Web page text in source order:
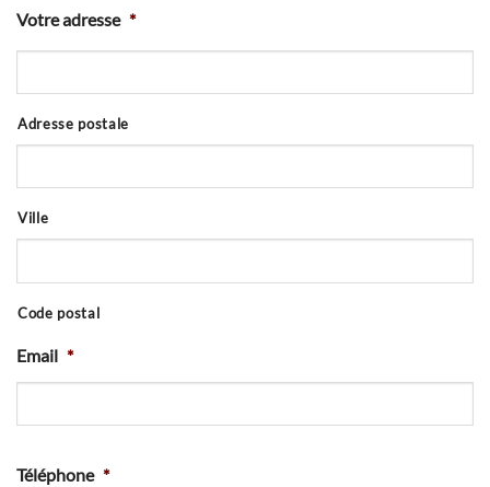
Votre adresse *
Adresse postale
Ville
Code postal
Email *
Téléphone *